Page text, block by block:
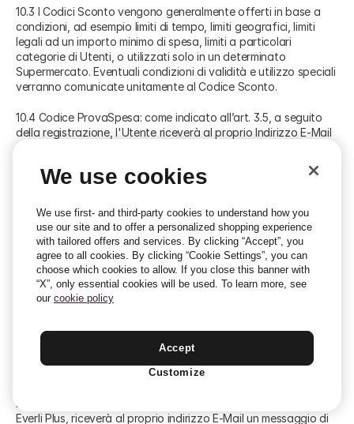
10.3 I Codici Sconto vengono generalmente offerti in base a
condizioni, ad esempio limiti di tempo, limiti geografici, limiti
legali ad un importo minimo di spesa, limiti a particolari
categorie di Utenti, o utilizzati solo in un determinato
Supermercato. Eventuali condizioni di validità e utilizzo speciali
verranno comunicate unitamente al Codice Sconto.
10.4 Codice ProvaSpesa: come indicato all’art. 3.5, a seguito
della registrazione, l'Utente riceverà al proprio Indirizzo E-Mail
un ordine minimo di 50 euro. A seguito della prima
"Benvenuto1") che sconterà il costo della consegna da poter
utilizzare ai fini del secondo ordine, valido 45 giorni a partire
dalla ricezione dell’email e per un ordine minimo di 75 euro. A
seguito della seconda spesa, l'Utente riceverà un ulteriore
codice sconto (Codice "Benvenuto2") che sconterà il costo
della consegna da poter utilizzare ai fini del terzo ordine,
valido 45 giorni a partire dalla ricezione dell’email e per un
sconterà il costo della consegna da poter utilizzare ai fini del
quarto ordine, valido 45 giorni a partire dalla ricezione
dell’email e per un ordine minimo di 75 euro.
L’Utente che completi la registrazione direttamente al Servizio
Everli Plus, riceverà al proprio indirizzo E-Mail un messaggio di
We use cookies
We use first- and third-party cookies to understand how you
use our site and to offer a personalized shopping experience
with tailored offers and services. By clicking “Accept”, you
agree to all cookies. By clicking “Cookie Settings”, you can
choose which cookies to allow. If you close this banner with
“X”, only essential cookies will be used. To learn more, see
our cookie policy
Accept
Customize